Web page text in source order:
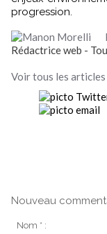
progression.
Rédactrice web -
Voir tous les
Nouveau
Nom * :